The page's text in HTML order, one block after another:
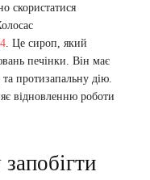
скористатися
. Це сироп, який
печінки. Він має
протизапальну дію.
відновленню роботи